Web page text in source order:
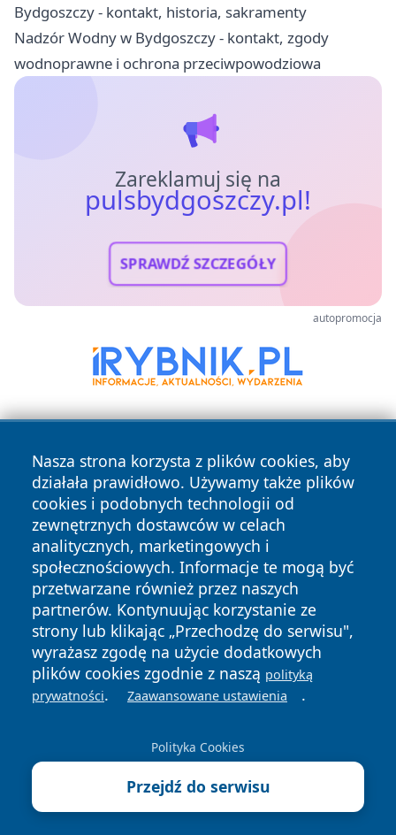
Bydgoszczy - kontakt, historia, sakramenty
Nadzór Wodny w Bydgoszczy - kontakt, zgody
wodnoprawne i ochrona przeciwpowodziowa
Zareklamuj się na
pulsbydgoszczy.pl!
SPRAWDŹ SZCZEGÓŁY
autopromocja
Nasza strona korzysta z plików cookies, aby
działała prawidłowo. Używamy także plików
cookies i podobnych technologii od
zewnętrznych dostawców w celach
analitycznych, marketingowych i
społecznościowych. Informacje te mogą być
przetwarzane również przez naszych
partnerów. Kontynuując korzystanie ze
strony lub klikając „Przechodzę do serwisu",
wyrażasz zgodę na użycie dodatkowych
plików cookies zgodnie z naszą polityką
prywatności. Zaawansowane ustawienia .
Polityka Cookies
Przejdź do serwisu
Copyright © 2026 pulsbydgoszczy.pl Wszystkie prawa
zastrzeżone.
News Autorzy
Polityka
Prywatności
Polityka
Cookies